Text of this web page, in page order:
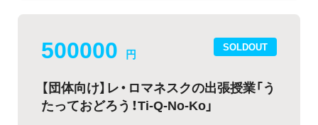
SOLDOUT
500000 円
【団体向け】レ・ロマネスクの出張授業「う
たっておどろう！Ti-Q-No-Ko」